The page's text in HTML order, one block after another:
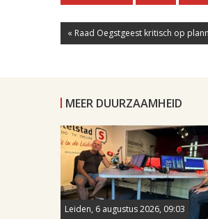
« Raad Oegstgeest kritisch op
MEER DUURZAAMHEID
Leiden, 6 augustus 2026, 09:03